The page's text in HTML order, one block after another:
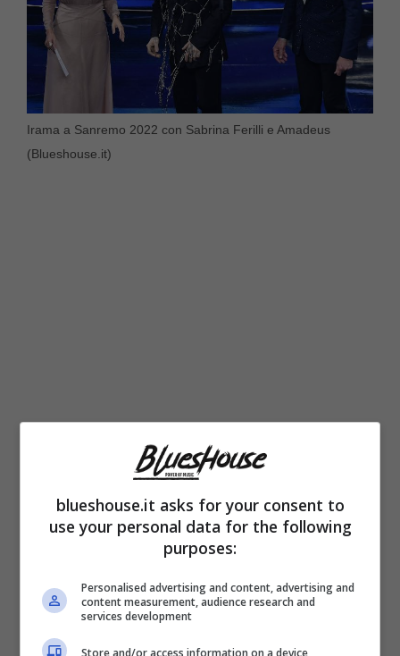
Irama a Sanremo 2022 con Sabrina Ferilli e Amadeus
(Blueshouse.it)
Il brano “Tu no” di Irama è stato scritto
direttamente dal cantautore in collaborazione
con i musicisti Giulio Nenna, Giuseppe
Colonnelli, Francesco Monti, Emanuele
videoclip della canzone sanremese l’artista
ha scelto la Sicilia ed uno dei posti più belli
blueshouse.it asks for your consent to
use your personal data for the following
purposes:
Personalised advertising and content, advertising and
content measurement, audience research and
services development
Store and/or access information on a device